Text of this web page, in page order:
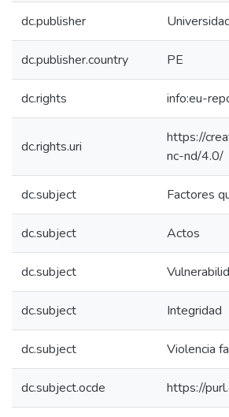
dc.publisher
dc.publisher.country PE
dc.rights info:eu-
dc.rights.uri
https://
nc-nd/4.0/
dc.subject Factores
dc.subject Actos
dc.subject
dc.subject Integridad
dc.subject Violencia
dc.subject.ocde https://